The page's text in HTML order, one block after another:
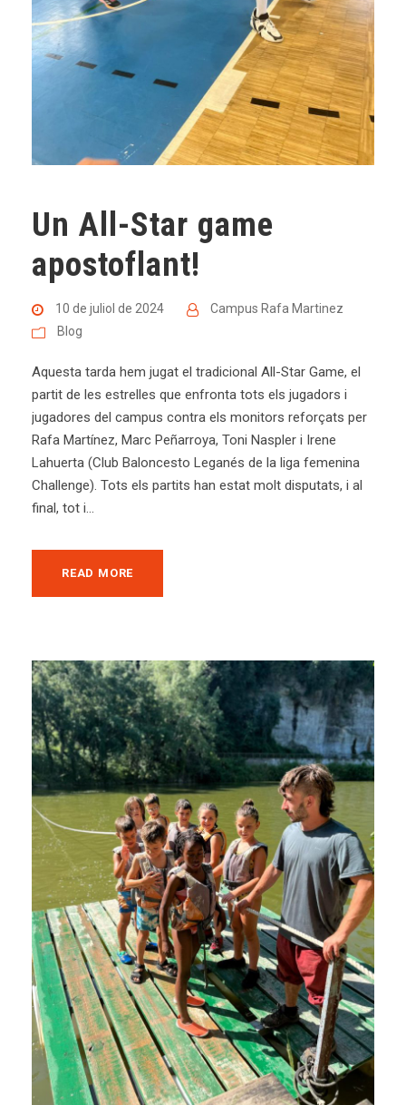
Un All-Star game
apostoflant!
10 de juliol de 2024
Campus Rafa Martinez
Blog
Aquesta tarda hem jugat el tradicional All-Star Game, el
partit de les estrelles que enfronta tots els jugadors i
jugadores del campus contra els monitors reforçats per
Rafa Martínez, Marc Peñarroya, Toni Naspler i Irene
Lahuerta (Club Baloncesto Leganés de la liga femenina
Challenge). Tots els partits han estat molt disputats, i al
final, tot i...
READ MORE